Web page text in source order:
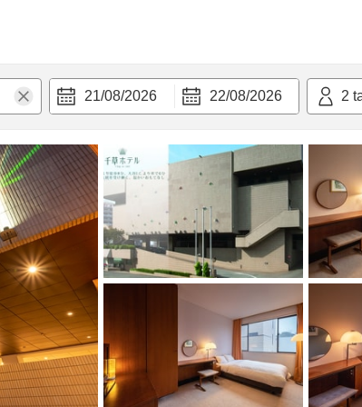
21/08/2026 22/08/2026 2